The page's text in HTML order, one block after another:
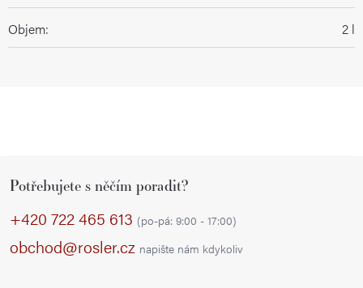
Objem: 2 l
Potřebujete s něčím poradit?
+420 722 465 613 (po-pá: 9:00 - 17:00)
obchod@rosler.cz napište nám kdykoliv